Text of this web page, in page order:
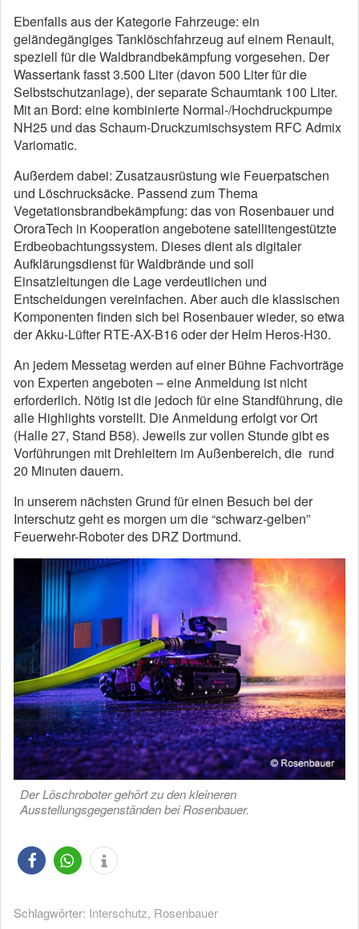
Ebenfalls aus der Kategorie Fahrzeuge: ein
geländegängiges Tanklöschfahrzeug auf einem Renault,
speziell für die Waldbrandbekämpfung vorgesehen. Der
Wassertank fasst 3.500 Liter (davon 500 Liter für die
Selbstschutzanlage), der separate Schaumtank 100 Liter.
Mit an Bord: eine kombinierte Normal-/Hochdruckpumpe
NH25 und das Schaum-Druckzumischsystem RFC Admix
Variomatic.
Außerdem dabei: Zusatzausrüstung wie Feuerpatschen
und Löschrucksäcke. Passend zum Thema
Vegetationsbrandbekämpfung: das von Rosenbauer und
OroraTech in Kooperation angebotene satellitengestützte
Erdbeobachtungssystem. Dieses dient als digitaler
Aufklärungsdienst für Waldbrände und soll
Einsatzleitungen die Lage verdeutlichen und
Entscheidungen vereinfachen. Aber auch die klassischen
Komponenten finden sich bei Rosenbauer wieder, so etwa
der Akku-Lüfter RTE-AX-B16 oder der Helm Heros-H30.
An jedem Messetag werden auf einer Bühne Fachvorträge
von Experten angeboten – eine Anmeldung ist nicht
erforderlich. Nötig ist die jedoch für eine Standführung, die
alle Highlights vorstellt. Die Anmeldung erfolgt vor Ort
(Halle 27, Stand B58). Jeweils zur vollen Stunde gibt es
Vorführungen mit Drehleitern im Außenbereich, die rund
20 Minuten dauern.
In unserem nächsten Grund für einen Besuch bei der
Interschutz geht es morgen um die “schwarz-gelben”
Feuerwehr-Roboter des DRZ Dortmund.
Der Löschroboter gehört zu den kleineren
Ausstellungsgegenständen bei Rosenbauer.
Schlagwörter: Interschutz, Rosenbauer